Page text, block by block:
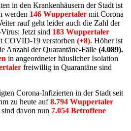
in den Krankenhäusern der Stadt ist
werden 146 Wuppertaler mit Corona
rauf geht leider auch die Zahl der
Jetzt sind 183 Wuppertaler
COVID-19 verstorben (+8). Höher ist
Anzahl der Quarantäne-Fälle (4.089).
in angeordneter häuslicher Isolation
freiwillig in Quarantäne sind
Corona-Infizierten in der Stadt seit
zu heute auf8.794 Wuppertaler
davon nun 7.054 Betroffene